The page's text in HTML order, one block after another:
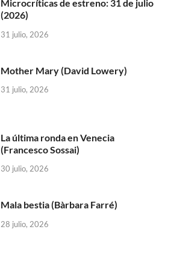
Microcríticas de estreno: 31 de julio
(2026)
31 julio, 2026
Mother Mary (David Lowery)
31 julio, 2026
La última ronda en Venecia
(Francesco Sossai)
30 julio, 2026
Mala bestia (Bàrbara Farré)
28 julio, 2026